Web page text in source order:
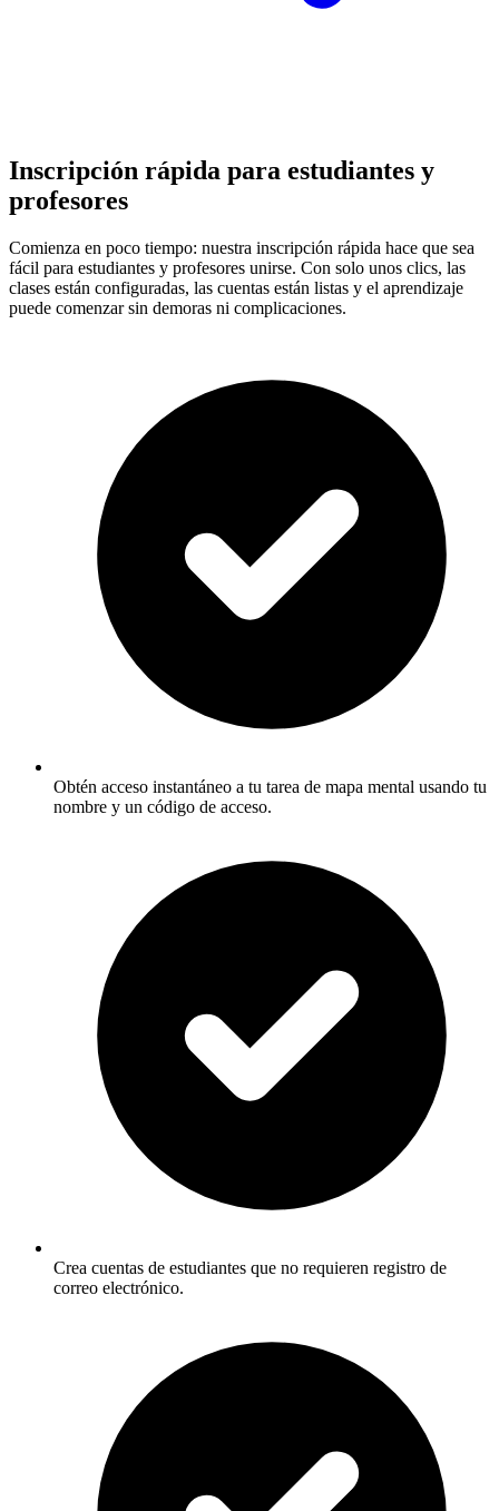
Inscripción rápida para estudiantes y
profesores
Comienza en poco tiempo: nuestra inscripción rápida hace que sea
fácil para estudiantes y profesores unirse. Con solo unos clics, las
clases están configuradas, las cuentas están listas y el aprendizaje
puede comenzar sin demoras ni complicaciones.
Obtén acceso instantáneo a tu tarea de mapa mental usando tu
nombre y un código de acceso.
Crea cuentas de estudiantes que no requieren registro de
correo electrónico.